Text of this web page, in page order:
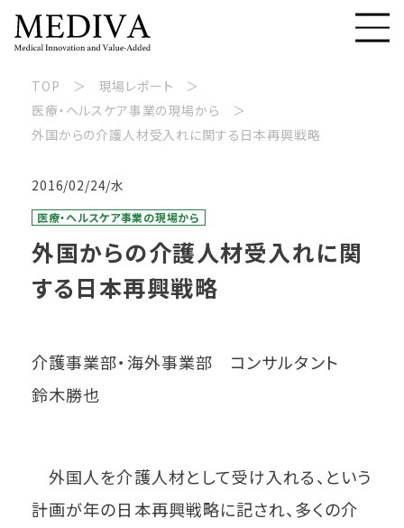
TOP
現場レポート
医療・ヘルスケア事業の現場から
外国からの介護人材受入れに関する日本再興戦略
2016/02/24/水
医療・ヘルスケア事業の現場から
外国からの介護人材受入れに関
する日本再興戦略
介護事業部・海外事業部 コンサルタント
鈴木勝也
外国人を介護人材として受け入れる、という
計画が年の日本再興戦略に記され、多くの介